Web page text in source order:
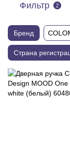
Фильтр 2
Бренд
Страна